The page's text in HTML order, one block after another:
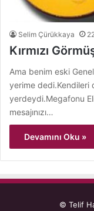
Selim Çürükkaya
Kırmızı
Ama benim eski
yerime dedi.Kendileri
yerdeydi.Megafonu
mesajınızı…
Devamını Oku »
© Telif